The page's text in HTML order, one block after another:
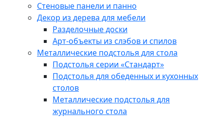
Стеновые панели и панно
Декор из дерева для мебели
Разделочные доски
Арт-объекты из слэбов и спилов
Металлические подстолья для стола
Подстолья серии «Стандарт»
Подстолья для обеденных и кухонных
столов
Металлические подстолья для
журнального стола